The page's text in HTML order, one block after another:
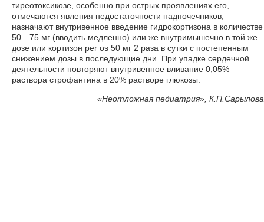
тиреотоксикозе, особенно при острых проявлениях его,
отмечаются явления недостаточности надпочечников,
назначают внутривенное введение гидрокортизона в количестве
50—75 мг (вводить медленно) или же внутримышечно в той же
дозе или кортизон per os 50 мг 2 раза в сутки с постепенным
снижением дозы в последующие дни. При упадке сердечной
деятельности повторяют внутривенное вливание 0,05%
раствора строфантина в 20% растворе глюкозы.
«Неотложная педиатрия», К.П.Сарылова